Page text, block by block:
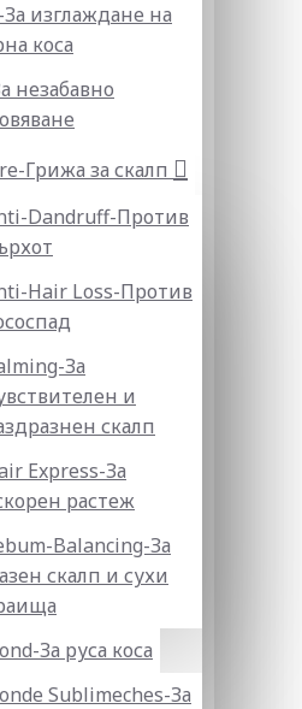
изглаждане на
коса
незабавно
Грижа за скалп
Dandruff-Против
Hair Loss-Против
За
и
скалп
Express-За
растеж
Balancing-За
скалп и сухи
За руса коса
Sublіmeches-За